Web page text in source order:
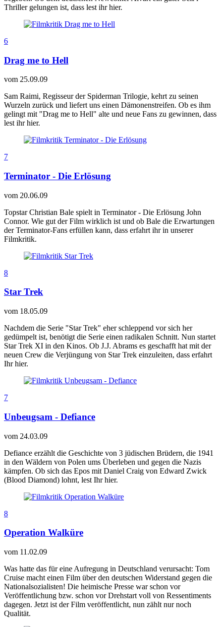
Thriller gelungen ist, dass lest ihr hier.
6
Drag me to Hell
vom 25.09.09
Sam Raimi, Regisseur der Spiderman Trilogie, kehrt zu seinen
Wurzeln zurück und liefert uns einen Dämonenstreifen. Ob es ihm
gelingt mit "Drag me to Hell" alte und neue Fans zu gewinnen, dass
lest ihr hier.
7
Terminator - Die Erlösung
vom 20.06.09
Topstar Christian Bale spielt in Terminator - Die Erlösung John
Connor. Wie gut der Film wirklich ist und ob Bale die Erwartungen
der Terminator-Fans erfüllen kann, dass erfahrt ihr in unserer
Filmkritik.
8
Star Trek
vom 18.05.09
Nachdem die Serie "Star Trek" eher schleppend vor sich her
gedümpelt ist, benötigt die Serie einen radikalen Schnitt. Nun startet
Star Trek XI in den Kinos. Ob J.J. Abrams es geschafft hat mit der
neuen Crew die Verjüngung von Star Trek einzuleiten, dass erfahrt
Ihr hier.
7
Unbeugsam - Defiance
vom 24.03.09
Defiance erzählt die Geschichte von 3 jüdischen Brüdern, die 1941
in den Wäldern von Polen ums Überleben und gegen die Nazis
kämpfen. Ob sich das Epos mit Daniel Craig von Edward Zwick
(Blood Diamond) lohnt, lest Ihr hier.
8
Operation Walküre
vom 11.02.09
Was hatte das für eine Aufregung in Deutschland verursacht: Tom
Cruise macht einen Film über den deutschen Widerstand gegen die
Nationalsozialisten! Die heimische Presse war schon vor
Veröffentlichung bzw. schon vor Drehstart voll von Ressentiments
dagegen. Jetzt ist der Film veröffentlicht, nun zählt nur noch
Qualität.